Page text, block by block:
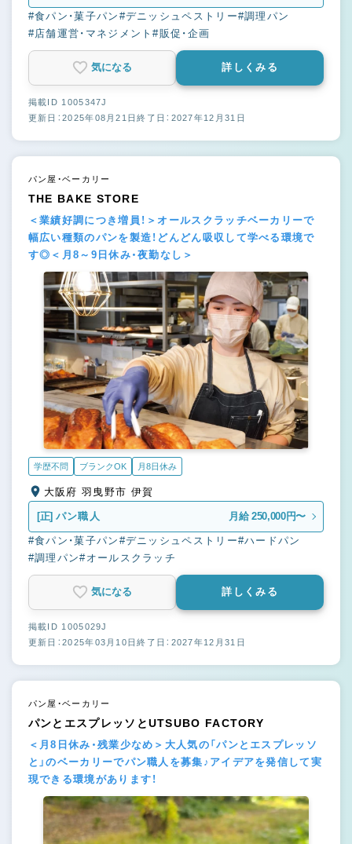
#食パン・菓子パン #デニッシュペストリー#調理パン
#店舗運営・マネジメント#販促・企画
気になる 詳しくみる
掲載ID 1005347J
更新日：2025年08月21日終了日：2027年12月31日
パン屋・ベーカリー
THE BAKE STORE
＜業績好調につき増員！＞オールスクラッチベーカリーで
幅広い種類のパンを製造！どんどん吸収して学べる環境で
す◎＜月8～9日休み・夜勤なし＞
学歴不問 ブランクOK 月8日休み
大阪府 羽曳野市 伊賀
[正] パン職人 月給 250,000円〜
#食パン・菓子パン #デニッシュペストリー#ハードパン
#調理パン#オールスクラッチ
気になる 詳しくみる
掲載ID 1005029J
更新日：2025年03月10日終了日：2027年12月31日
パン屋・ベーカリー
パンとエスプレッソとUTSUBO FACTORY
＜月8日休み・残業少なめ＞大人気の「パンとエスプレッソ
と」のベーカリーでパン職人を募集♪アイデアを発信して実
現できる環境があります！